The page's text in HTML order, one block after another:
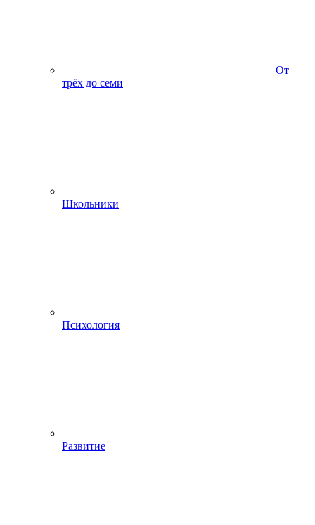
От
трёх до семи
Школьники
Психология
Развитие